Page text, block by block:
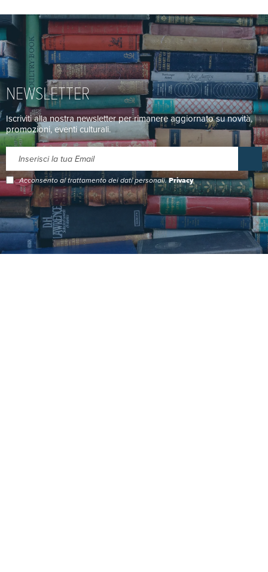
NEWSLETTER
Iscriviti alla nostra newsletter per rimanere aggiornato su novità,
promozioni, eventi culturali.
Acconsento al trattamento dei dati personali.Privacy